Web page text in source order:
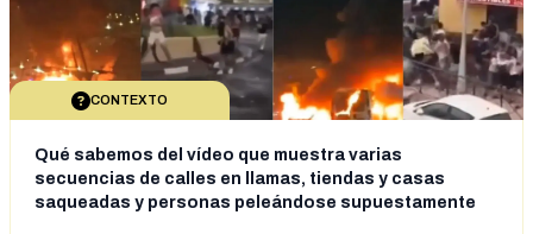
CONTEXTO
Qué sabemos del vídeo que muestra varias
secuencias de calles en llamas, tiendas y casas
saqueadas y personas peleándose supuestamente